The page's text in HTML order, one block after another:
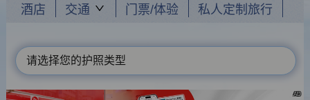
酒店 交通 门票/体验 私人定制旅行
请选择您的护照类型
AD